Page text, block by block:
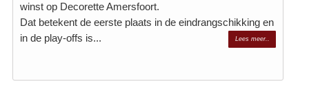
winst op Decorette Amersfoort.
Dat betekent de eerste plaats in de eindrangschikking en
in de play-offs is...
Lees meer..